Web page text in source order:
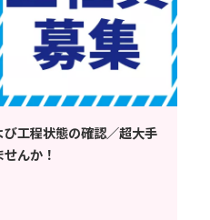
び工程状態の確認／超大手
んか！